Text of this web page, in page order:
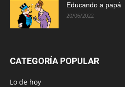
Educando a papá
20/06/2022
CATEGORÍA POPULAR
Lo de hoy